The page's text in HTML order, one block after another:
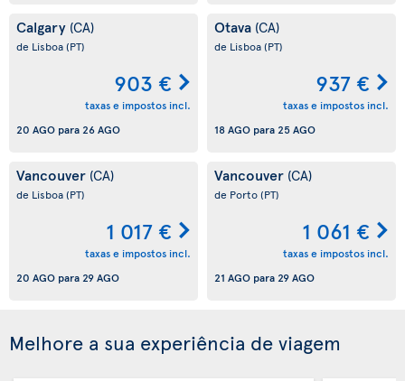
Calgary (CA)
de Lisboa(PT)
903 €
taxas e impostos incl.
20 AGO para26 AGO
Otava (CA)
de Lisboa(PT)
937 €
taxas e impostos incl.
18 AGO para25 AGO
Vancouver (CA)
de Lisboa(PT)
1 017 €
taxas e impostos incl.
20 AGO para29 AGO
Vancouver (CA)
de Porto(PT)
1 061 €
taxas e impostos incl.
21 AGO para29 AGO
Melhore a sua experiência de viagem